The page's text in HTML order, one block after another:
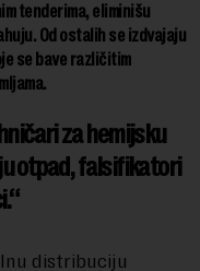
tenderima, eliminišu
Od ostalih se izdvajaju
se bave različitim
za hemijsku
otpad, falsifikatori
distribuciju